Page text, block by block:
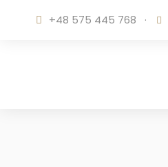
+48 575 445 768 ·